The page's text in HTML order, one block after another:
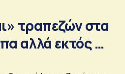
τραπεζών στα
αλλά εκτός …